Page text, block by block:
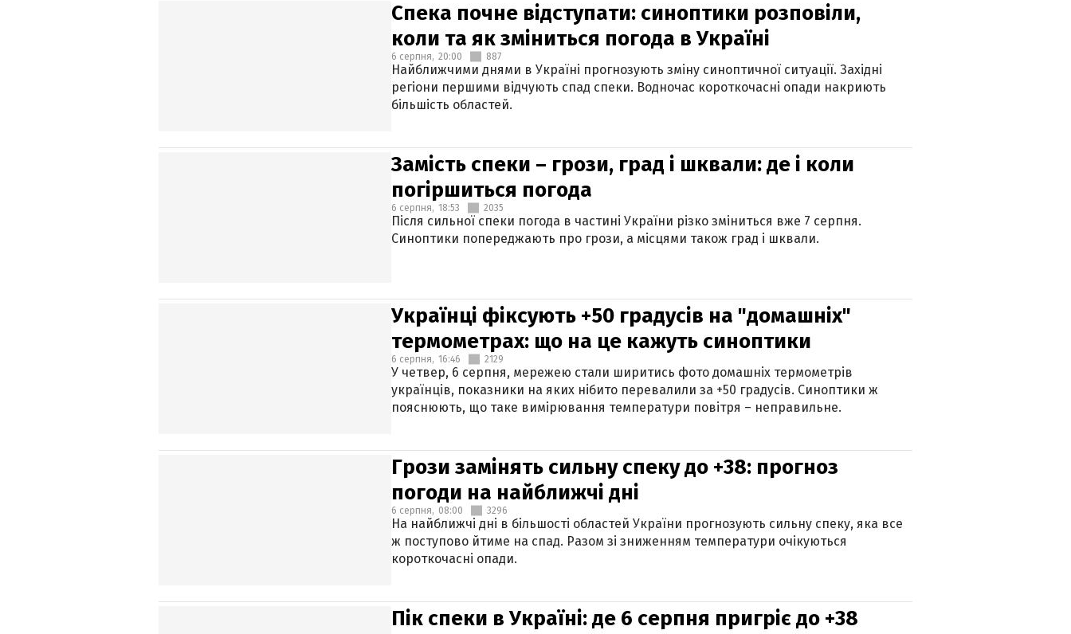
Спека почне відступати: синоптики розповіли,
коли та як зміниться погода в Україні
6 серпня, 20:00 887
Найближчими днями в Україні прогнозують зміну синоптичної ситуації. Західні
регіони першими відчують спад спеки. Водночас короткочасні опади накриють
більшість областей.
Замість спеки – грози, град і шквали: де і коли
погіршиться погода
6 серпня, 18:53 2035
Після сильної спеки погода в частині України різко зміниться вже 7 серпня.
Синоптики попереджають про грози, а місцями також град і шквали.
Українці фіксують +50 градусів на "домашніх"
термометрах: що на це кажуть синоптики
6 серпня, 16:46 2129
У четвер, 6 серпня, мережею стали ширитись фото домашніх термометрів
українців, показники на яких нібито перевалили за +50 градусів. Синоптики ж
пояснюють, що таке вимірювання температури повітря – неправильне.
Грози замінять сильну спеку до +38: прогноз
погоди на найближчі дні
6 серпня, 08:00 3296
На найближчі дні в більшості областей України прогнозують сильну спеку, яка все
ж поступово йтиме на спад. Разом зі зниженням температури очікуються
короткочасні опади.
Пік спеки в Україні: де 6 серпня пригріє до +38